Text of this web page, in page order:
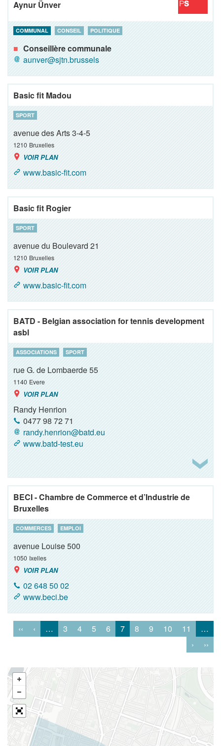
Aynur Ünver
COMMUNAL CONSEIL POLITIQUE
Conseillère communale
aunver@sjtn.brussels
Basic fit Madou
SPORT
avenue des Arts 3-4-5
1210 Bruxelles
VOIR PLAN
www.basic-fit.com
Basic fit Rogier
SPORT
avenue du Boulevard 21
1210 Bruxelles
VOIR PLAN
www.basic-fit.com
BATD - Belgian association for tennis development
asbl
ASSOCIATIONS SPORT
rue G. de Lombaerde 55
1140 Evere
VOIR PLAN
Randy Henrion
0477 98 72 71
randy.henrion@batd.eu
www.batd-test.eu
BECI - Chambre de Commerce et d’Industrie de
Bruxelles
COMMERCES EMPLOI
avenue Louise 500
1050 Ixelles
VOIR PLAN
02 648 50 02
www.beci.be
‹‹ ‹ … 3 4 5 6 7 8 9 10 11
…
›
››